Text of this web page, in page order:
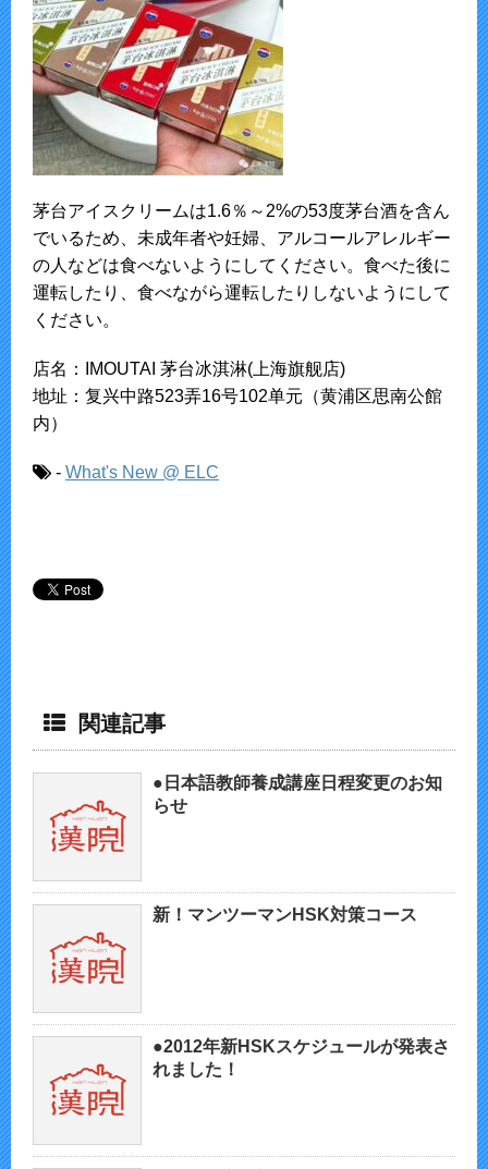
茅台アイスクリームは1.6％～2%の53度茅台酒を含ん
でいるため、未成年者や妊婦、アルコールアレルギー
の人などは食べないようにしてください。食べた後に
運転したり、食べながら運転したりしないようにして
ください。
店名：IMOUTAI 茅台冰淇淋(上海旗舰店)
地址：复兴中路523弄16号102单元（黄浦区思南公館
内）
- What's New @ ELC
関連記事
●日本語教師養成講座日程変更のお知
らせ
新！マンツーマンHSK対策コース
●2012年新HSKスケジュールが発表さ
れました！